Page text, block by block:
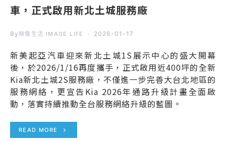
車，正式啟用新北土城服務廠
By 映像生活 IMAGE LIFE 2026-01-17
新美起亞汽車迎來新北土城1S展示中心的盛大開幕
後，於2026/1/16再度攜手，正式啟用近400坪的全新
Kia新北土城2S服務廠，不僅進一步完善大台北地區的
服務網絡，更宣告Kia 2026年通路升級計畫全面啟
動，落實持續推動全台服務網絡升級的藍圖。
READ MORE